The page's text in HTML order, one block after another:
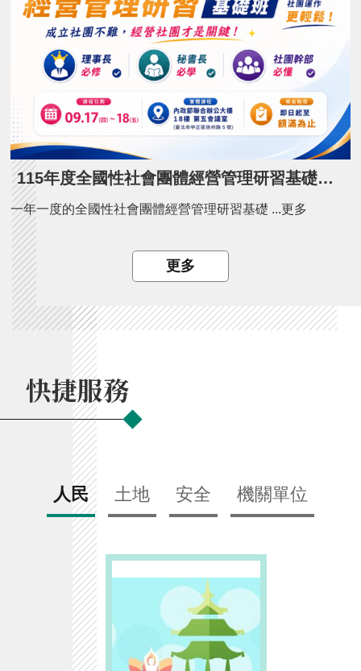
115年度全國性社會團體經營管理研習基礎班開課了！
一年一度的全國性社會團體經營管理研習基礎 ...更多
更多
快捷服務
人民 土地 安全 機關單位